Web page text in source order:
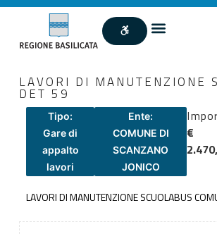
LAVORI DI MANUTENZIONE
DET 59
Tipo:
Gare di
appalto
lavori
Ente:
COMUNE DI
SCANZANO
JONICO
€
LAVORI DI MANUTENZIONE SCUOLABUS